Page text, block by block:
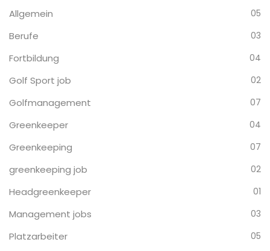
Allgemein 05
Berufe 03
Fortbildung 04
Golf Sport job 02
Golfmanagement 07
Greenkeeper 04
Greenkeeping 07
greenkeeping job 02
Headgreenkeeper 01
Management jobs 03
Platzarbeiter 05